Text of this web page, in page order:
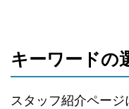
キーワードの
スタッフ紹介ペー